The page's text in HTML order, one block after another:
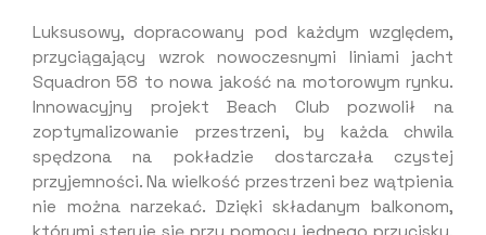
Luksusowy, dopracowany pod każdym względem,
przyciągający wzrok nowoczesnymi liniami jacht
Squadron 58 to nowa jakość na motorowym rynku.
Innowacyjny projekt Beach Club pozwolił na
zoptymalizowanie przestrzeni, by każda chwila
spędzona na pokładzie dostarczała czystej
przyjemności. Na wielkość przestrzeni bez wątpienia
nie można narzekać. Dzięki składanym balkonom,